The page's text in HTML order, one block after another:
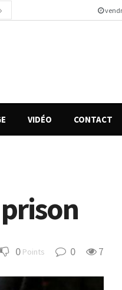
VIDÉO CONTACT
0 Points 0 7